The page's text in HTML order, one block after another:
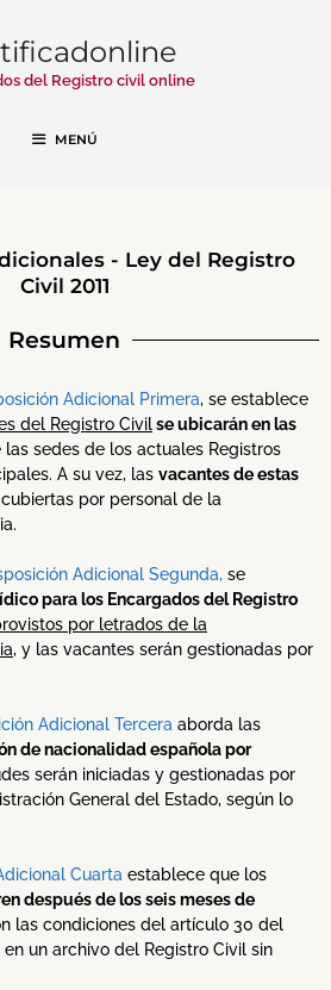
del Registro civil online
MENÚ
- Ley del Registro
Civil 2011
Resumen
Adicional Primera, se establece
del Registro Civilse ubicarán en las
las sedes de los actuales Registros
A su vez, las vacantes de estas
por personal de la
Adicional Segunda, se
para los Encargados del Registro
por letrados de la
, y las vacantes serán gestionadas por
Adicional Tercera aborda las
de nacionalidad española por
serán iniciadas y gestionadas por
General del Estado, según lo
Cuarta establece que los
después de los seis meses de
las condiciones del artículo 30 del
un archivo del Registro Civil sin